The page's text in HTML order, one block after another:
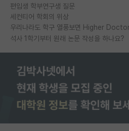
편입생 학부연구생 질문
세컨티어 학회의 위상
석사 1학기부터 원래 논문 작성을 하나요?